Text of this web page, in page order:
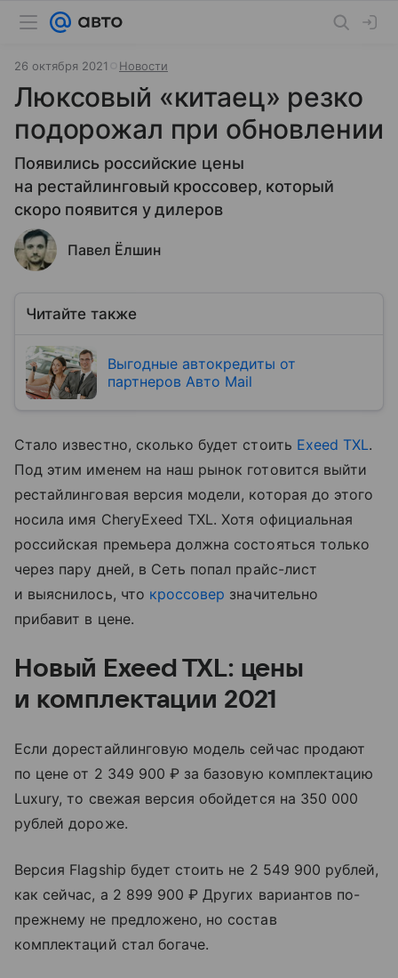
26 октября 2021 Новости
Люксовый «китаец» резко
подорожал при обновлении
Появились российские цены
на рестайлинговый кроссовер, который
скоро появится у дилеров
Павел Ёлшин
Читайте также
Выгодные автокредиты от
партнеров Авто Mail
Стало известно, сколько будет стоить Exeed TXL.
Под этим именем на наш рынок готовится выйти
рестайлинговая версия модели, которая до этого
носила имя CheryExeed TXL. Хотя официальная
российская премьера должна состояться только
через пару дней, в Сеть попал прайс-лист
и выяснилось, что кроссовер значительно
прибавит в цене.
Новый Exeed TXL: цены
и комплектации 2021
Если дорестайлинговую модель сейчас продают
по цене от 2 349 900 ₽ за базовую комплектацию
Luxury, то свежая версия обойдется на 350 000
рублей дороже.
Версия Flagship будет стоить не 2 549 900 рублей,
как сейчас, а 2 899 900 ₽ Других вариантов по-
прежнему не предложено, но состав
комплектаций стал богаче.